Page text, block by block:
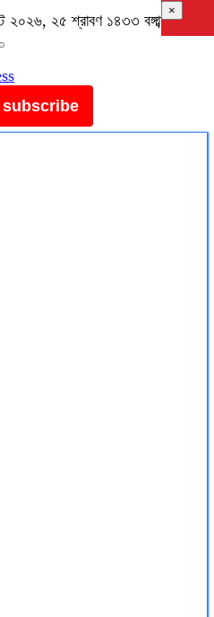
২৫ শ্রাবণ ১৪৩৩ বঙ্গাব্দ
subscribe
×